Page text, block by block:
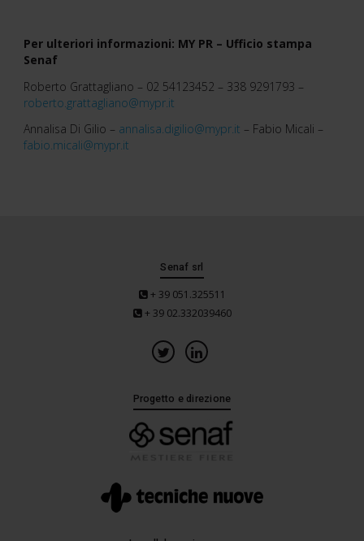
Per ulteriori informazioni: MY PR – Ufficio stampa
Senaf
Roberto Grattagliano – 02 54123452 – 338 9291793 –
roberto.grattagliano@mypr.it
Annalisa Di Gilio – annalisa.digilio@mypr.it – Fabio Micali –
fabio.micali@mypr.it
Senaf srl
+ 39 051.325511
+ 39 02.332039460
Progetto e direzione